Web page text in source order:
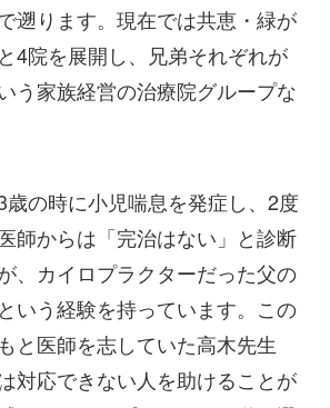
遡ります。現在では共恵・緑が
4院を展開し、兄弟それぞれが
う家族経営の治療院グループな
の時に小児喘息を発症し、2度
師からは「完治はない」と診断
、カイロプラクターだった父の
いう経験を持っています。この
と医師を志していた高木先生
対応できない人を助けることが